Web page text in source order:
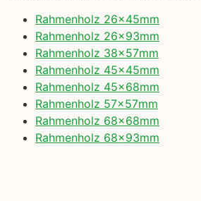
Rahmenholz 26x45mm
Rahmenholz 26x93mm
Rahmenholz 38x57mm
Rahmenholz 45x45mm
Rahmenholz 45x68mm
Rahmenholz 57x57mm
Rahmenholz 68x68mm
Rahmenholz 68x93mm